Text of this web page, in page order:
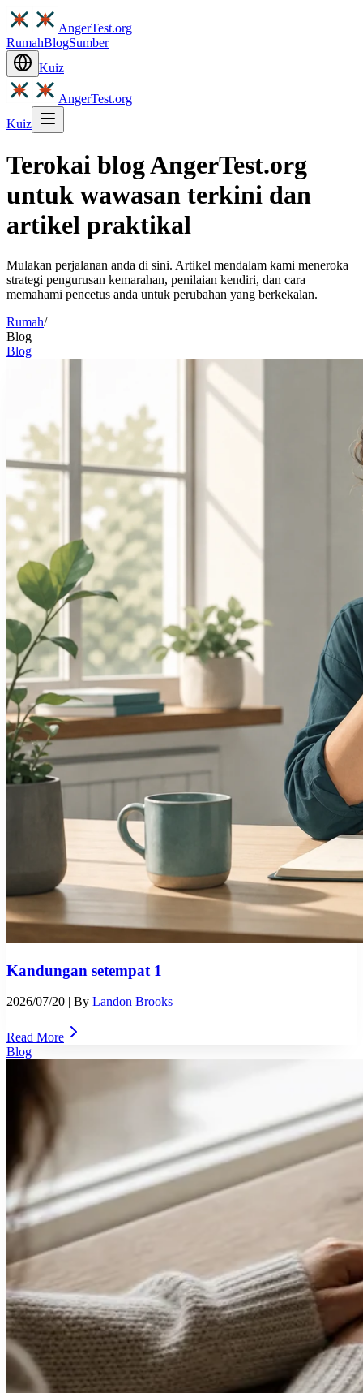
AngerTest.org
RumahBlogSumber
Kuiz
AngerTest.org
Kuiz
Terokai blog AngerTest.org
untuk wawasan terkini dan
artikel praktikal
Mulakan perjalanan anda di sini. Artikel mendalam kami meneroka
strategi pengurusan kemarahan, penilaian kendiri, dan cara
memahami pencetus anda untuk perubahan yang berkekalan.
Rumah/
Blog
Blog
Kandungan setempat 1
2026/07/20 | By Landon Brooks
Read More
Blog